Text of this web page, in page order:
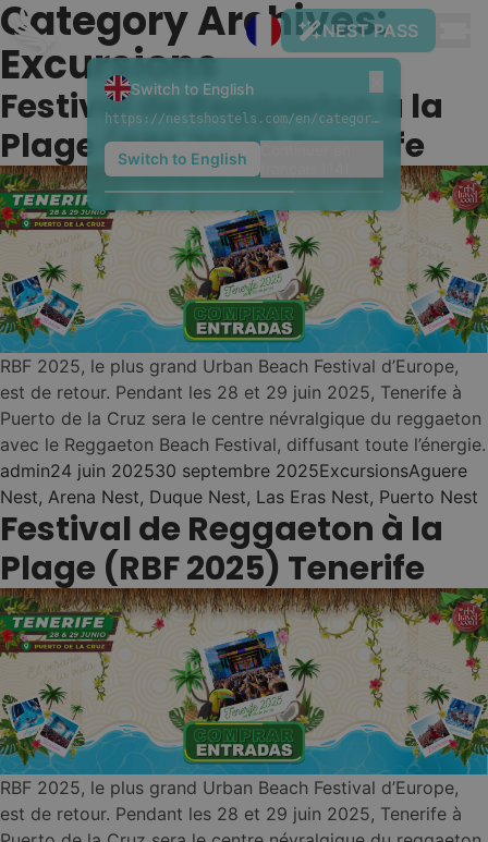
Skip to content
Switch to English
https://nestshostels.com/en/category/excursions/
Switch to English
BOOK NOW
NOS
DESTINATIONS ET
AUBERGES
Tenerife
Naturaleza & Surf
•
Nest
Costa Adeje
✨ New Hostel! (get -50% now)
Nest
Costa Adeje (Playa
• Nest
El Médano
• Nest
El Médano
• Nest
La Mareta (Los Abrigos)
• Nest
Las Eras
Nest
Gran
Canaria
Ville et plage
•
Nest
Las Palmas (Vegueta)
• Nest
Las Palmas (Canteras)
•
Nest
Las Palmas
(Guanarteme)
✨ New Hostel!
Ibiza
Fiesta et mode de vie
•
Nest
Sant Antoni
•
Nest
Es Canar
Voir toutes les
auberges de jeunesse
→
02NEST PASS - ONE
BOOKING. ALL
Category Archives:
Excursions
Festival de Reggaeton à la
Plage (RBF 2025) Tenerife
RBF 2025, le plus grand Urban Beach Festival d’Europe,
est de retour. Pendant les 28 et 29 juin 2025, Tenerife à
Puerto de la Cruz sera le centre névralgique du reggaeton
avec le Reggaeton Beach Festival, diffusant toute l’énergie.
Posted by
admin24 juin 202530 septembre 2025Posted in
ExcursionsTags:
Aguere
Nest, Arena Nest, Duque Nest, Las Eras Nest, Puerto Nest
Festival de Reggaeton à la
Plage (RBF 2025) Tenerife
RBF 2025, le plus grand Urban Beach Festival d’Europe,
est de retour. Pendant les 28 et 29 juin 2025, Tenerife à